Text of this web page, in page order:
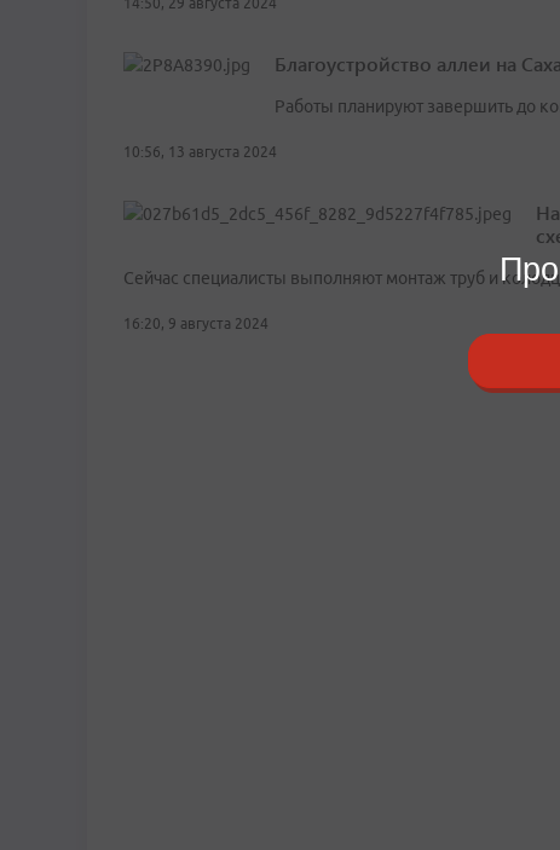
14:50, 29 августа 2024
Благоустройство аллеи на
Работы планируют завершить до
10:56, 13 августа 2024
Сейчас специалисты выполняют монтаж труб и
16:20, 9 августа 2024